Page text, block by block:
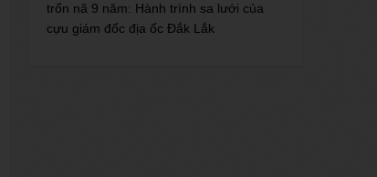
trốn nã 9 năm: Hành trình sa lưới của
cựu giám đốc địa ốc Đắk Lắk